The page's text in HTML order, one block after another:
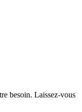
besoin. Laissez-vous